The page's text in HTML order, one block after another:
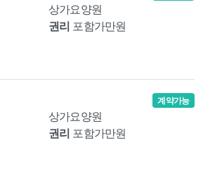
상가요양원
권리 포함가만원
상가요양원
권리 포함가만원
계약가능